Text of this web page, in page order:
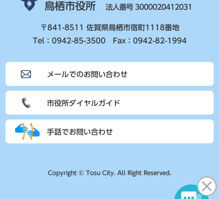
鳥栖市役所 法人番号 3000020412031
〒841-8511 佐賀県鳥栖市宿町1118番地
Tel：0942-85-3500 Fax：0942-82-1994
メールでのお問い合わせ
市役所ダイヤルガイド
手話でお問い合わせ
Copyright © Tosu City. All Right Reserved.